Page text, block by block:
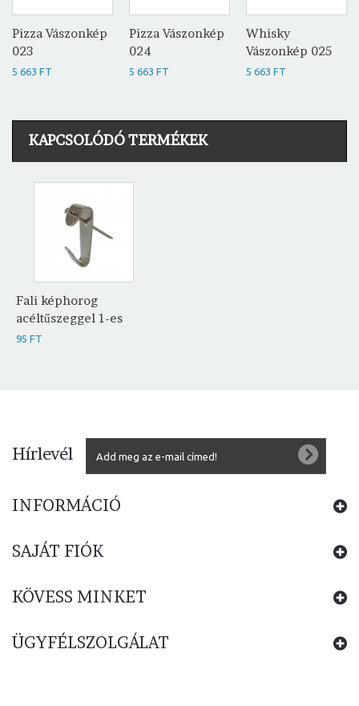
Pizza Vászonkép
023
5 663 FT
Pizza Vászonkép
024
5 663 FT
Whisky
Vászonkép 025
5 663 FT
KAPCSOLÓDÓ TERMÉKEK
Fali képhorog
acéltűszeggel 1-es
95 FT
Hírlevél
INFORMÁCIÓ
SAJÁT FIÓK
KÖVESS MINKET
ÜGYFÉLSZOLGÁLAT